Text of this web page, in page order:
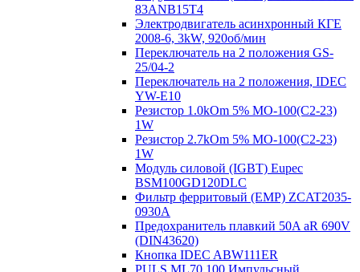
83ANB15T4
Электродвигатель асинхронный КГЕ
2008-6, 3kW, 920об/мин
Переключатель на 2 положения GS-
25/04-2
Переключатель на 2 положения, IDEC
YW-E10
Резистор 1.0kOm 5% МО-100(С2-23)
1W
Резистор 2.7kOm 5% МО-100(С2-23)
1W
Модуль силовой (IGBT) Eupec
BSM100GD120DLC
Фильтр ферритовый (EMP) ZCAT2035-
0930A
Предохранитель плавкий 50A aR 690V
(DIN43620)
Кнопка IDEC ABW111ER
PULS ML70.100 Импульсный